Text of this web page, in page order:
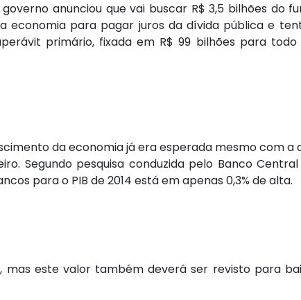
anunciou que vai buscar R$ 3,5 bilhões do
economia para pagar juros da dívida pública e
primário, fixada em R$ 99 bilhões para
da economia já era esperada mesmo com a
Segundo pesquisa conduzida pelo Banco
para o PIB de 2014 está em apenas 0,3% de alta.
mas este valor também deverá ser revisto para